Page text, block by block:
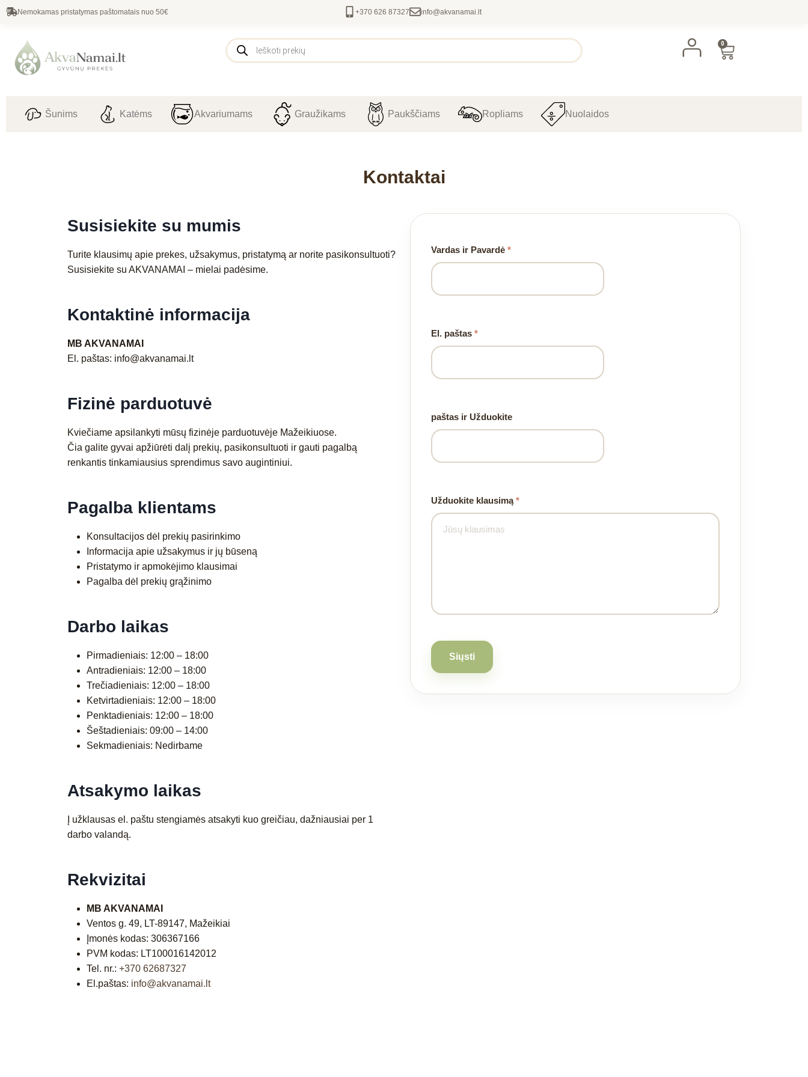
Nemokamas pristatymas paštomatais nuo 50€ +370 626 87327 info@akvanamai.lt
0
Šunims Katėms Akvariumams Graužikams Paukščiams Ropliams Nuolaidos
Kontaktai
Susisiekite su mumis
Turite klausimų apie prekes, užsakymus, pristatymą ar norite pasikonsultuoti?
Susisiekite su AKVANAMAI – mielai padėsime.
Kontaktinė informacija
MB AKVANAMAI
El. paštas: info@akvanamai.lt
Fizinė parduotuvė
Kviečiame apsilankyti mūsų fizinėje parduotuvėje Mažeikiuose.
Čia galite gyvai apžiūrėti dalį prekių, pasikonsultuoti ir gauti pagalbą
renkantis tinkamiausius sprendimus savo augintiniui.
Pagalba klientams
Konsultacijos dėl prekių pasirinkimo
Informacija apie užsakymus ir jų būseną
Pristatymo ir apmokėjimo klausimai
Pagalba dėl prekių grąžinimo
Darbo laikas
Pirmadieniais: 12:00 – 18:00
Antradieniais: 12:00 – 18:00
Trečiadieniais: 12:00 – 18:00
Ketvirtadieniais: 12:00 – 18:00
Penktadieniais: 12:00 – 18:00
Šeštadieniais: 09:00 – 14:00
Sekmadieniais: Nedirbame
Atsakymo laikas
Į užklausas el. paštu stengiamės atsakyti kuo greičiau, dažniausiai per 1
darbo valandą.
Rekvizitai
MB AKVANAMAI
Ventos g. 49, LT-89147, Mažeikiai
Įmonės kodas: 306367166
PVM kodas: LT100016142012
Tel. nr.: +370 62687327
El.paštas: info@akvanamai.lt
Vardas ir Pavardė *
El. paštas *
paštas ir Užduokite
Užduokite klausimą*
Siųsti